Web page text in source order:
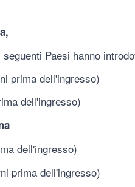
Paesi hanno
prima dell'ingresso)
dell'ingresso)
dell'ingresso)
prima dell'ingresso)